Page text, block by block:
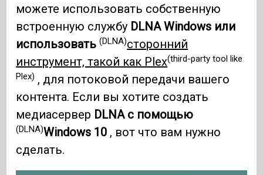
можете использовать собственную
встроенную службу DLNA Windows или
использовать(DLNA)сторонний
инструмент, такой как Plex(third-party tool like
Plex) , для потоковой передачи вашего
контента. Если вы хотите создать
медиасервер DLNA с помощью
(DLNA)Windows 10 , вот что вам нужно
сделать.